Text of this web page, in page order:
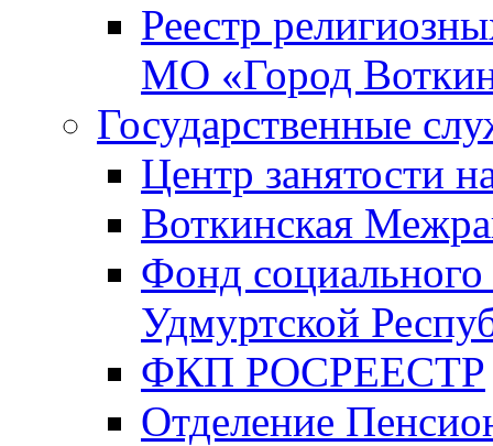
Реестр
МО «Город
Государственные
Центр занятости
Воткинская
Фонд
Удмуртской
ФКП РОСРЕЕСТР
Отделение